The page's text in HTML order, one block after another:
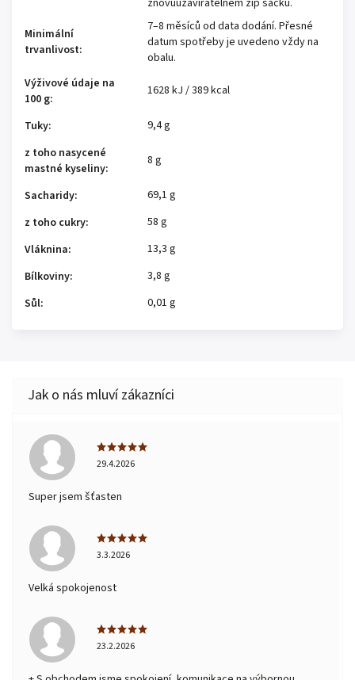
znovuuzavíratelném zip sáčku.
Minimální
trvanlivost:
7–8 měsíců od data dodání. Přesné
datum spotřeby je uvedeno vždy na
obalu.
Výživové údaje na
100 g:
1628 kJ / 389 kcal
Tuky:
9,4 g
z toho nasycené
mastné kyseliny:
8 g
Sacharidy:
69,1 g
z toho cukry:
58 g
Vláknina:
13,3 g
Bílkoviny:
3,8 g
Sůl: 0,01 g
29.4.2026
Super jsem šťasten
3.3.2026
Velká spokojenost
23.2.2026